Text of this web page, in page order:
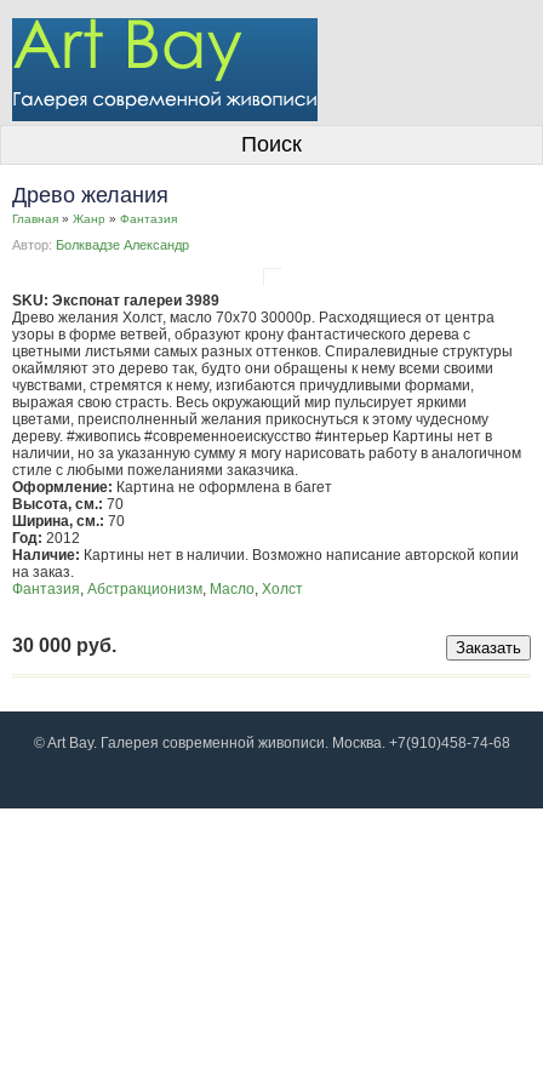
Информация для покупателей
Контакты
Личный кабинет
Поиск
Древо желания
Главная » Жанр » Фантазия
Автор: Болквадзе Александр
SKU: Экспонат галереи 3989
Древо желания Холст, масло 70x70 30000р. Расходящиеся от центра
узоры в форме ветвей, образуют крону фантастического дерева с
цветными листьями самых разных оттенков. Спиралевидные структуры
окаймляют это дерево так, будто они обращены к нему всеми своими
чувствами, стремятся к нему, изгибаются причудливыми формами,
выражая свою страсть. Весь окружающий мир пульсирует яркими
цветами, преисполненный желания прикоснуться к этому чудесному
дереву. #живопись #современноеискусство #интерьер Картины нет в
наличии, но за указанную сумму я могу нарисовать работу в аналогичном
стиле с любыми пожеланиями заказчика.
Оформление: Картина не оформлена в багет
Высота, см.: 70
Ширина, см.: 70
Год: 2012
Наличие: Картины нет в наличии. Возможно написание авторской копии
на заказ.
Фантазия Абстракционизм Масло Холст
30 000 руб.
© Art Bay. Галерея современной живописи. Москва. +7(910)458-74-68